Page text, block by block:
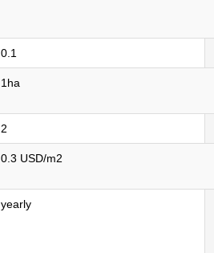
0.1
1ha
2
0.3 USD/m2
yearly